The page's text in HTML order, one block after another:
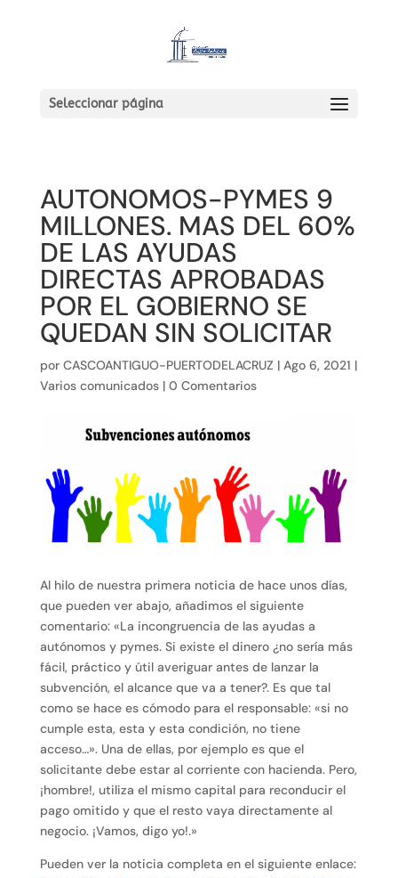
Seleccionar página
AUTONOMOS-PYMES 9
MILLONES. MAS DEL 60%
DE LAS AYUDAS
DIRECTAS APROBADAS
POR EL GOBIERNO SE
QUEDAN SIN SOLICITAR
por CASCOANTIGUO-PUERTODELACRUZ | Ago 6, 2021 |
Varios comunicados| 0 Comentarios
Al hilo de nuestra primera noticia de hace unos días,
que pueden ver abajo, añadimos el siguiente
comentario: «La incongruencia de las ayudas a
autónomos y pymes. Si existe el dinero ¿no sería más
fácil, práctico y útil averiguar antes de lanzar la
subvención, el alcance que va a tener?. Es que tal
como se hace es cómodo para el responsable: «si no
cumple esta, esta y esta condición, no tiene
acceso…». Una de ellas, por ejemplo es que el
solicitante debe estar al corriente con hacienda. Pero,
¡hombre!, utiliza el mismo capital para reconducir el
pago omitido y que el resto vaya directamente al
negocio. ¡Vamos, digo yo!.»
Pueden ver la noticia completa en el siguiente enlace: